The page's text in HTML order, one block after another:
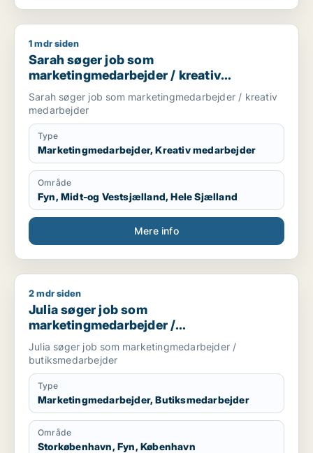
Sarah søger job som marketingmedarbejder / kreativ
1 mdr siden
Sarah søger job som
marketingmedarbejder / kreativ
medarbejder
Sarah søger job som marketingmedarbejder / kreativ
medarbejder
Type
Marketingmedarbejder, Kreativ medarbejder
Område
Fyn, Midt-og Vestsjælland, Hele Sjælland
Mere info
Julia søger job som marketingmedarbejder /
2 mdr siden
Julia søger job som
marketingmedarbejder /
butiksmedarbejder
Julia søger job som marketingmedarbejder /
butiksmedarbejder
Type
Marketingmedarbejder, Butiksmedarbejder
Område
Storkøbenhavn, Fyn, København